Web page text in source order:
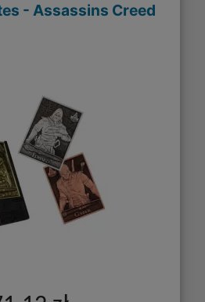
- Assassins Creed